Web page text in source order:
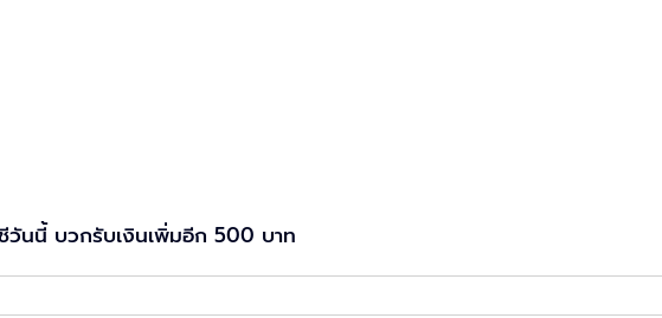
นนี้ บวกรับเงินเพิ่มอีก 500 บาท